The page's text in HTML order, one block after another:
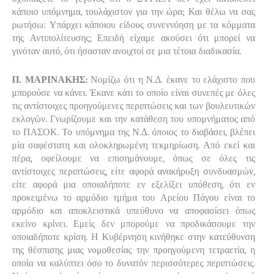
κάποιο υπόμνημα, τουλάχιστον για την ώρα; Και θέλω να σας
ρωτήσω: Υπάρχει κάποιου είδους συνεννόηση με τα κόμματα
της Αντιπολίτευσης; Επειδή είχαμε ακούσει ότι μπορεί να
γινόταν αυτό, ότι ήσασταν ανοιχτοί σε μια τέτοια διαδικασία.
Π. ΜΑΡΙΝΑΚΗΣ:Νομίζω ότι η Ν.Δ. έκανε το ελάχιστο που
μπορούσε να κάνει. Έκανε κάτι το οποίο είναι συνεπές με όλες
τις αντίστοιχες προηγούμενες περιπτώσεις και των βουλευτικών
εκλογών. Γνωρίζουμε και την κατάθεση του υπομνήματος από
το ΠΑΣΟΚ. Το υπόμνημα της Ν.Δ. όποιος το διαβάσει, βλέπει
μία σαφέστατη και ολοκληρωμένη τεκμηρίωση. Από εκεί και
πέρα, οφείλουμε να επισημάνουμε, όπως σε όλες τις
αντίστοιχες περιπτώσεις, είτε αφορά ανακήρυξη συνδυασμών,
είτε αφορά μια οποιαδήποτε εν εξελίξει υπόθεση, ότι εν
προκειμένω το αρμόδιο τμήμα του Αρείου Πάγου είναι το
αρμόδιο και αποκλειστικά υπεύθυνο να αποφασίσει όπως
εκείνο κρίνει. Εμείς δεν μπορούμε να προδικάσουμε την
οποιαδήποτε κρίση. Η Κυβέρνηση κινήθηκε στην κατεύθυνση
της θέσπισης μιας νομοθεσίας την προηγούμενη τετραετία, η
οποία να καλύπτει όσο το δυνατόν περισσότερες περιπτώσεις.